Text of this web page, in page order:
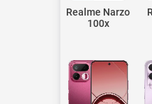
Realme Narzo
100x